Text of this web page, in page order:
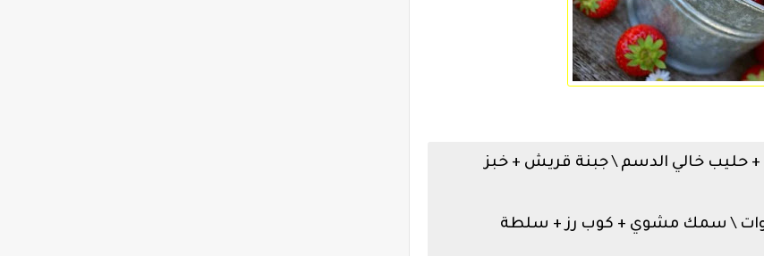
( 2 بيض مسلوق + حليب خالي الدسم \ جبنة قريش + خبز
\ سمك مشوي + كوب رز + سلطة